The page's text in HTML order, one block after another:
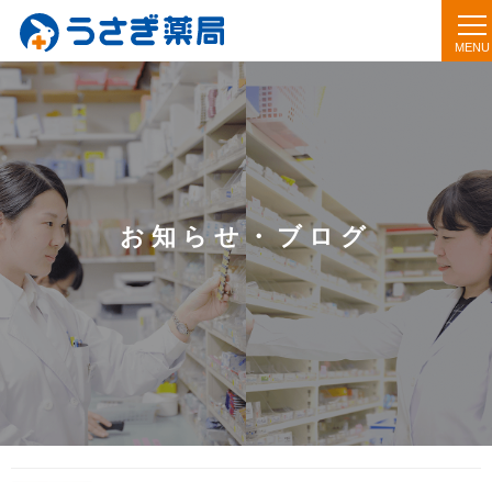
お知らせ・ブログ